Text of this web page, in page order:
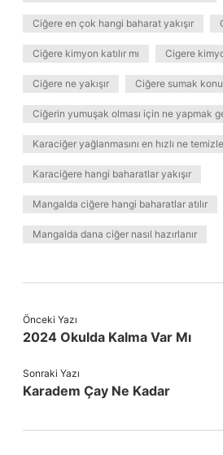
Ciğere en çok hangi baharat yakışır
Ciğere kimyon katılır mı Cigere
Ciğere ne yakışır Ciğere sumak
Ciğerin yumuşak olması için ne yapmak
Karaciğer yağlanmasını en hızlı ne
Karaciğere hangi baharatlar yakışır
Mangalda ciğere hangi baharatlar atılır
Mangalda dana ciğer nasıl hazırlanır
Önceki Yazı
2024 Okulda Kalma Var Mı
Sonraki Yazı
Karadem Çay Ne Kadar